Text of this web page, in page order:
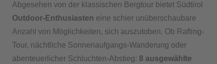
Abgesehen von der klassischen Bergtour bietet Südtirol
Outdoor-Enthusiasten eine schier unüberschaubare
Anzahl von Möglichkeiten, sich auszutoben. Ob Rafting-
Tour, nächtliche Sonnenaufgangs-Wanderung oder
abenteuerlicher Schluchten-Abstieg: 8 ausgewählte